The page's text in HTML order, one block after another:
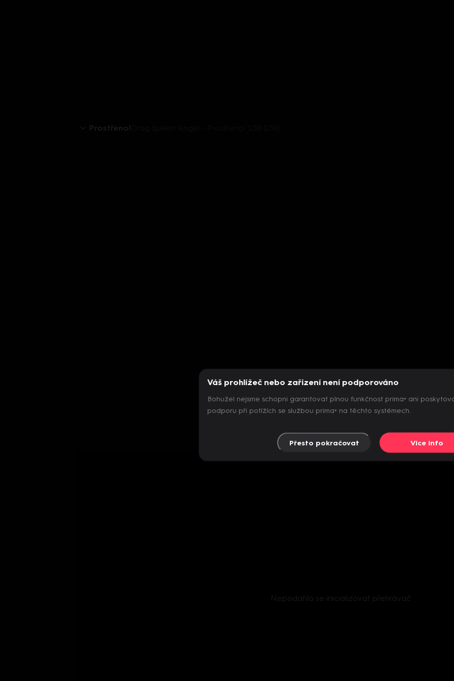
Nepodařilo se inicializovat přehrávač
Váš prohlížeč nebo zařízení není podporováno
Bohužel nejsme schopni garantovat plnou funkčnost prima+ ani
podporu při potížích se službou prima+ na těchto systémech.
Přesto pokračovat Více info